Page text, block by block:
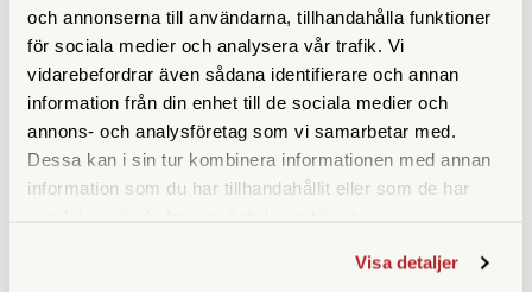
och annonserna till användarna, tillhandahålla funktioner
för sociala medier och analysera vår trafik. Vi
vidarebefordrar även sådana identifierare och annan
information från din enhet till de sociala medier och
annons- och analysföretag som vi samarbetar med.
Dessa kan i sin tur kombinera informationen med annan
information som du har tillhandahållit eller som de har
Visa detaljer
Adox CineStill
Finns i lager